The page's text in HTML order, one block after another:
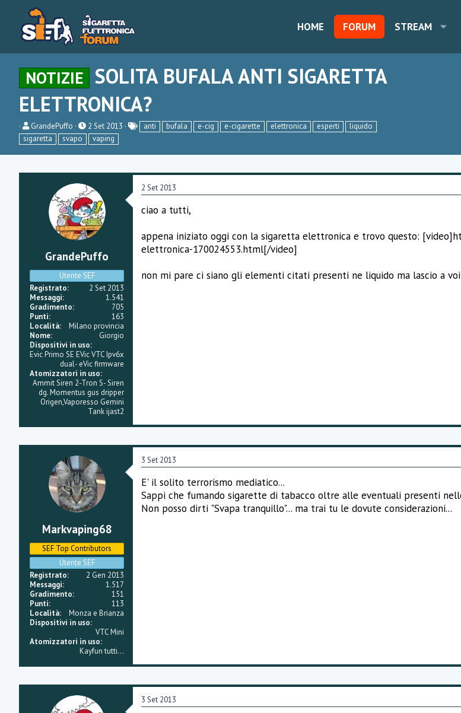
HOME FORUM STREAM
NOTIZIE SOLITA BUFALA ANTI SIGARETTA
ELETTRONICA?
C
r
e
a
o
n
e
GrandePuffo
D
a
t
a
i
n
i
z
i
o
2 Set 2013 anti bufala e-cig e-cigarette elettronica esperti
liquido
sigaretta
svapo vaping
GrandePuffo
Utente SEF
Registrato
2 Set 2013
Messaggi
1.541
Gradimento
705
Punti
163
Località
Milano provincia
Nome
Giorgio
Dispositivi in uso
Evic Primo SE EVic VTC Ipv6x
dual- eVic firmware
Atomizzatori in uso
Ammit Siren 2-Tron S- Siren
dg. Momentus gus dripper
Origen,Vaporesso Gemini
Tank ijast2
2 Set 2013
ciao a tutti,
appena iniziato oggi con la sigaretta elettronica e trovo questo:
elettronica-170024553.html[/video]
non mi pare ci siano gli elementi citati presenti ne liquido ma lascio a
Markvaping68
SEF Top Contributors
Utente SEF
Registrato
2 Gen 2013
Messaggi
1.517
Gradimento
151
Punti
113
Località
Monza e Brianza
Dispositivi in uso
VTC Mini
Atomizzatori in uso
Kayfun tutti...
3 Set 2013
E' il solito terrorismo mediatico...
Sappi che fumando sigarette di tabacco oltre alle eventuali presenti
Non posso dirti "Svapa tranquillo"... ma trai tu le dovute considerazioni...
3 Set 2013